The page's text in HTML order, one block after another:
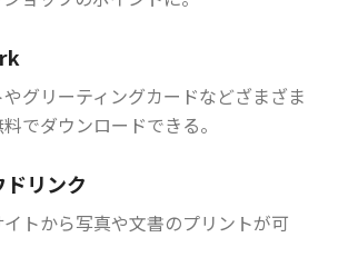
グリーティングカードなどざまざま
でダウンロードできる。
リンク
トから写真や文書のプリントが可